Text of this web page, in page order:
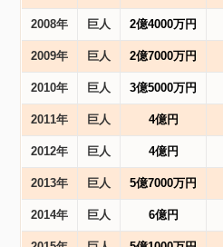
2008年 巨人 2億4000万円
2009年 巨人 2億7000万円
2010年 巨人 3億5000万円
2011年 巨人 4億円
2012年 巨人 4億円
2013年 巨人 5億7000万円
2014年 巨人 6億円